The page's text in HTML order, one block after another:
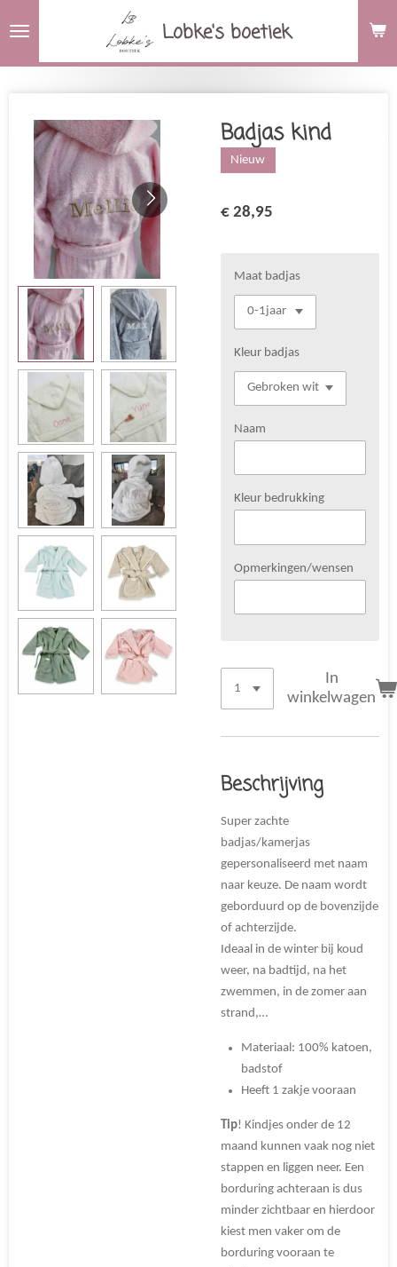
direct
Lobke's boetiek
Badjas kind
Nieuw
€ 28,95
Maat badjas
Kleur badjas
Naam
Kleur bedrukking
Opmerkingen/wensen
In
winkelwagen
Beschrijving
Super zachte
badjas/kamerjas
gepersonaliseerd met naam
naar keuze. De naam wordt
geborduurd op de bovenzijde
of achterzijde.
Ideaal in de winter bij koud
weer, na badtijd, na het
zwemmen, in de zomer aan
strand,…
Materiaal: 100% katoen,
badstof
Heeft 1 zakje vooraan
Tip! Kindjes onder de 12
maand kunnen vaak nog niet
stappen en liggen neer. Een
borduring achteraan is dus
minder zichtbaar en hierdoor
kiest men vaker om de
borduring vooraan te